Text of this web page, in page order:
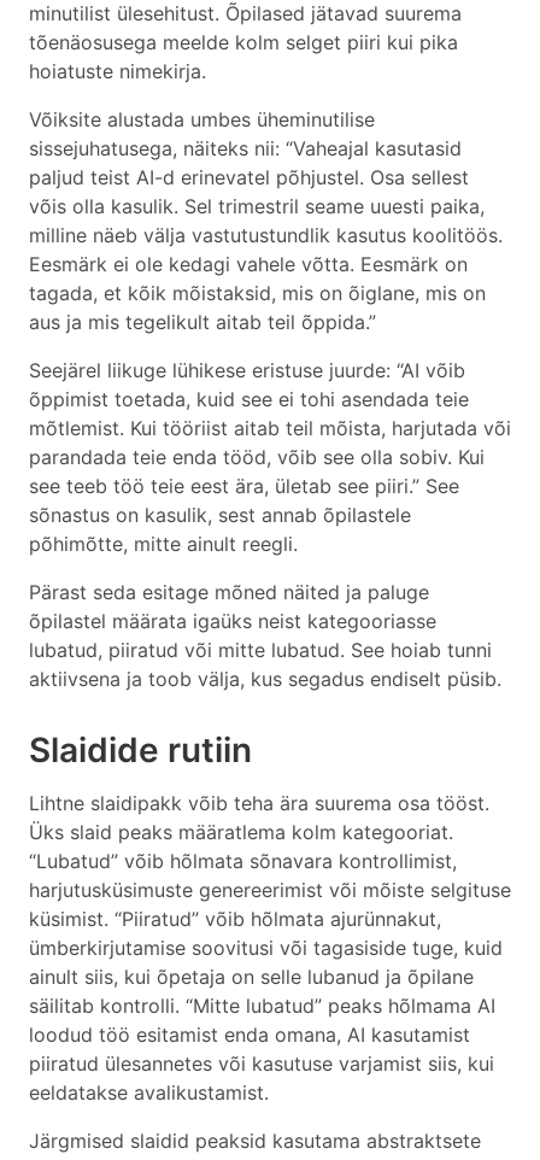
minutilist ülesehitust. Õpilased jätavad suurema
tõenäosusega meelde kolm selget piiri kui pika
hoiatuste nimekirja.
Võiksite alustada umbes üheminutilise
sissejuhatusega, näiteks nii: “Vaheajal kasutasid
paljud teist AI-d erinevatel põhjustel. Osa sellest
võis olla kasulik. Sel trimestril seame uuesti paika,
milline näeb välja vastutustundlik kasutus koolitöös.
Eesmärk ei ole kedagi vahele võtta. Eesmärk on
tagada, et kõik mõistaksid, mis on õiglane, mis on
aus ja mis tegelikult aitab teil õppida.”
Seejärel liikuge lühikese eristuse juurde: “AI võib
õppimist toetada, kuid see ei tohi asendada teie
mõtlemist. Kui tööriist aitab teil mõista, harjutada või
parandada teie enda tööd, võib see olla sobiv. Kui
see teeb töö teie eest ära, ületab see piiri.” See
sõnastus on kasulik, sest annab õpilastele
põhimõtte, mitte ainult reegli.
Pärast seda esitage mõned näited ja paluge
õpilastel määrata igaüks neist kategooriasse
lubatud, piiratud või mitte lubatud. See hoiab tunni
aktiivsena ja toob välja, kus segadus endiselt püsib.
Slaidide rutiin
Lihtne slaidipakk võib teha ära suurema osa tööst.
Üks slaid peaks määratlema kolm kategooriat.
“Lubatud” võib hõlmata sõnavara kontrollimist,
harjutusküsimuste genereerimist või mõiste selgituse
küsimist. “Piiratud” võib hõlmata ajurünnakut,
ümberkirjutamise soovitusi või tagasiside tuge, kuid
ainult siis, kui õpetaja on selle lubanud ja õpilane
säilitab kontrolli. “Mitte lubatud” peaks hõlmama AI
loodud töö esitamist enda omana, AI kasutamist
piiratud ülesannetes või kasutuse varjamist siis, kui
eeldatakse avalikustamist.
Järgmised slaidid peaksid kasutama abstraktsete